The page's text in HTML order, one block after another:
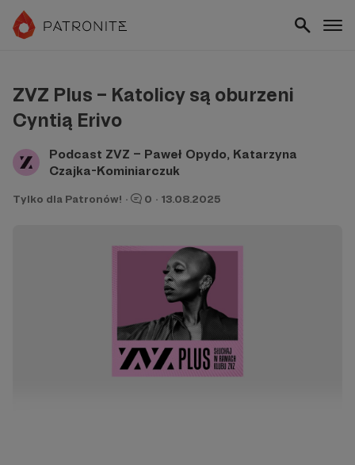
ZVZ Plus – Katolicy są oburzeni
Cyntią Erivo
Podcast ZVZ – Paweł Opydo, Katarzyna
Czajka-Kominiarczuk
Tylko dla Patronów! · 0 · 13.08.2025